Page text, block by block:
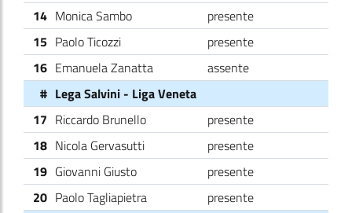
14 Monica Sambo
presente
15 Paolo Ticozzi
presente
16 Emanuela Zanatta
assente
# Lega Salvini - Liga Veneta
17 Riccardo Brunello
presente
18 Nicola Gervasutti
presente
19 Giovanni Giusto
presente
20 Paolo Tagliapietra
presente